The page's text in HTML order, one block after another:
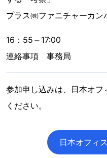
プラス㈱ファニチャーカ
16：55～17:00
連絡事項 事務局
参加申し込みは、日本オ
ください。
日本オフィ